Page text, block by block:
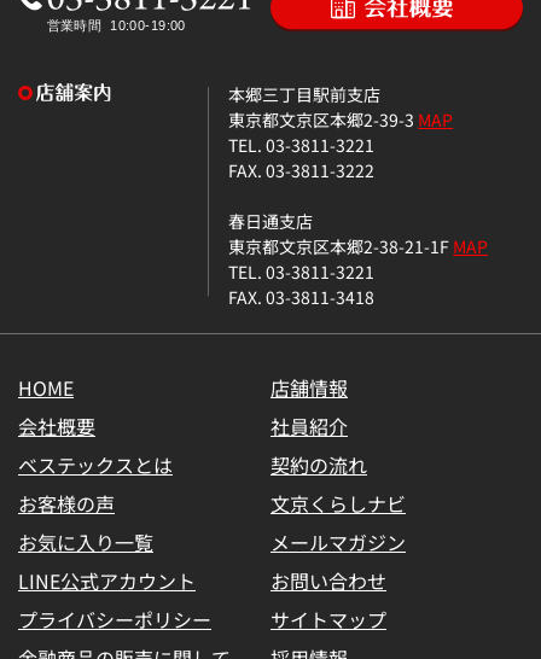
本郷三丁目駅前支店
東京都文京区本郷2-39-3 MAP
TEL. 03-3811-3221
FAX. 03-3811-3222
春日通支店
東京都文京区本郷2-38-21-1FMAP
TEL. 03-3811-3221
FAX. 03-3811-3418
HOME
店舗情報
会社概要
社員紹介
ベステックスとは
契約の流れ
お客様の声
文京くらしナビ
お気に入り一覧
メールマガジン
LINE公式アカウント
お問い合わせ
プライバシーポリシー
サイトマップ